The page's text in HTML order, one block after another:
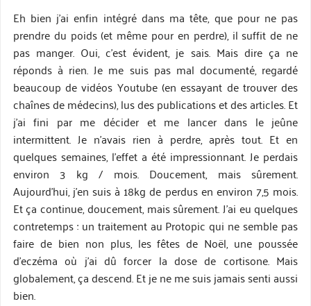
Eh bien j’ai enfin intégré dans ma tête, que pour ne pas
prendre du poids (et même pour en perdre), il suffit de ne
pas manger. Oui, c’est évident, je sais. Mais dire ça ne
réponds à rien. Je me suis pas mal documenté, regardé
beaucoup de vidéos Youtube (en essayant de trouver des
chaînes de médecins), lus des publications et des articles. Et
j’ai fini par me décider et me lancer dans le jeûne
intermittent. Je n’avais rien à perdre, après tout. Et en
quelques semaines, l’effet a été impressionnant. Je perdais
environ 3 kg / mois. Doucement, mais sûrement.
Aujourd’hui, j’en suis à 18kg de perdus en environ 7,5 mois.
Et ça continue, doucement, mais sûrement. J’ai eu quelques
contretemps : un traitement au Protopic qui ne semble pas
faire de bien non plus, les fêtes de Noël, une poussée
d’eczéma où j’ai dû forcer la dose de cortisone. Mais
globalement, ça descend. Et je ne me suis jamais senti aussi
bien.